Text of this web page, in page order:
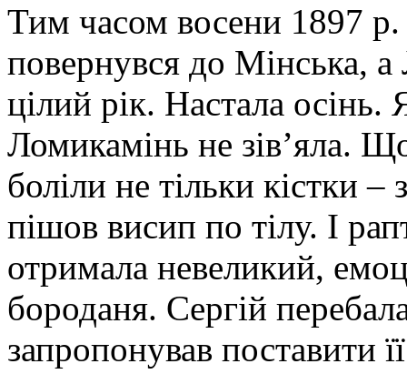
Тим часом восени 1897
повернувся до Мінська,
цілий рік. Настала осінь.
Ломикамінь не зів’яла.
боліли не тільки кістки –
пішов висип по тілу. І
отримала невеликий,
бороданя. Сергій
запропонував поставити